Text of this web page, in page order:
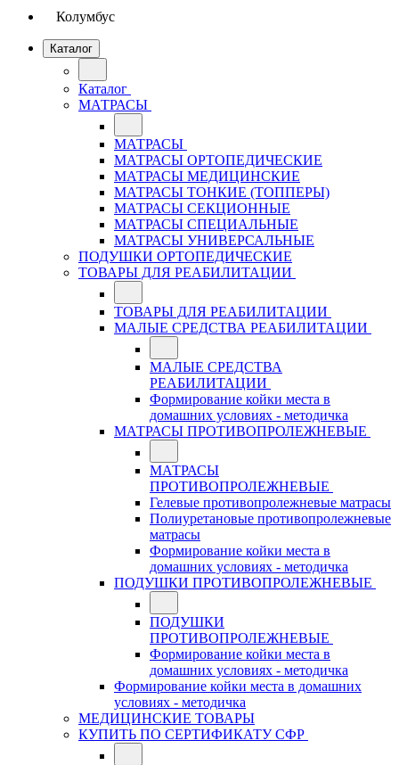
Колумбус
Каталог
Каталог
МАТРАСЫ
МАТРАСЫ
МАТРАСЫ ОРТОПЕДИЧЕСКИЕ
МАТРАСЫ МЕДИЦИНСКИЕ
МАТРАСЫ ТОНКИЕ (ТОППЕРЫ)
МАТРАСЫ СЕКЦИОННЫЕ
МАТРАСЫ СПЕЦИАЛЬНЫЕ
МАТРАСЫ УНИВЕРСАЛЬНЫЕ
ПОДУШКИ ОРТОПЕДИЧЕСКИЕ
ТОВАРЫ ДЛЯ РЕАБИЛИТАЦИИ
ТОВАРЫ ДЛЯ РЕАБИЛИТАЦИИ
МАЛЫЕ СРЕДСТВА РЕАБИЛИТАЦИИ
МАЛЫЕ СРЕДСТВА
РЕАБИЛИТАЦИИ
Формирование койки места в
домашних условиях - методичка
МАТРАСЫ ПРОТИВОПРОЛЕЖНЕВЫЕ
МАТРАСЫ
ПРОТИВОПРОЛЕЖНЕВЫЕ
Гелевые противопролежневые матрасы
Полиуретановые противопролежневые
матрасы
Формирование койки места в
домашних условиях - методичка
ПОДУШКИ ПРОТИВОПРОЛЕЖНЕВЫЕ
ПОДУШКИ
ПРОТИВОПРОЛЕЖНЕВЫЕ
Формирование койки места в
домашних условиях - методичка
Формирование койки места в домашних
условиях - методичка
МЕДИЦИНСКИЕ ТОВАРЫ
КУПИТЬ ПО СЕРТИФИКАТУ СФР